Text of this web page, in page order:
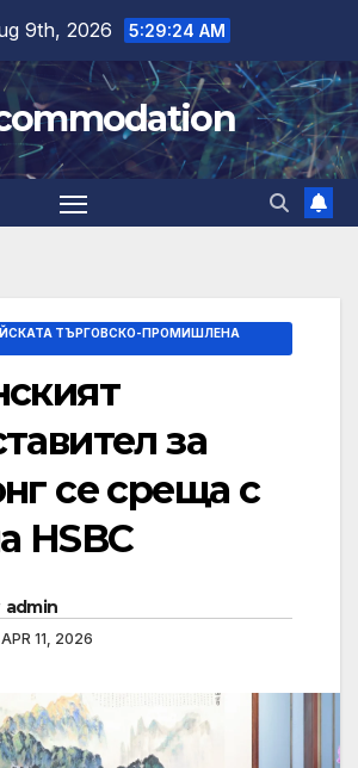
9th, 2026 5:29:25 AM
ТЪРГОВСКО-ПРОМИШЛЕНА
за
се среща с
HSBC
admin
APR 11, 2026